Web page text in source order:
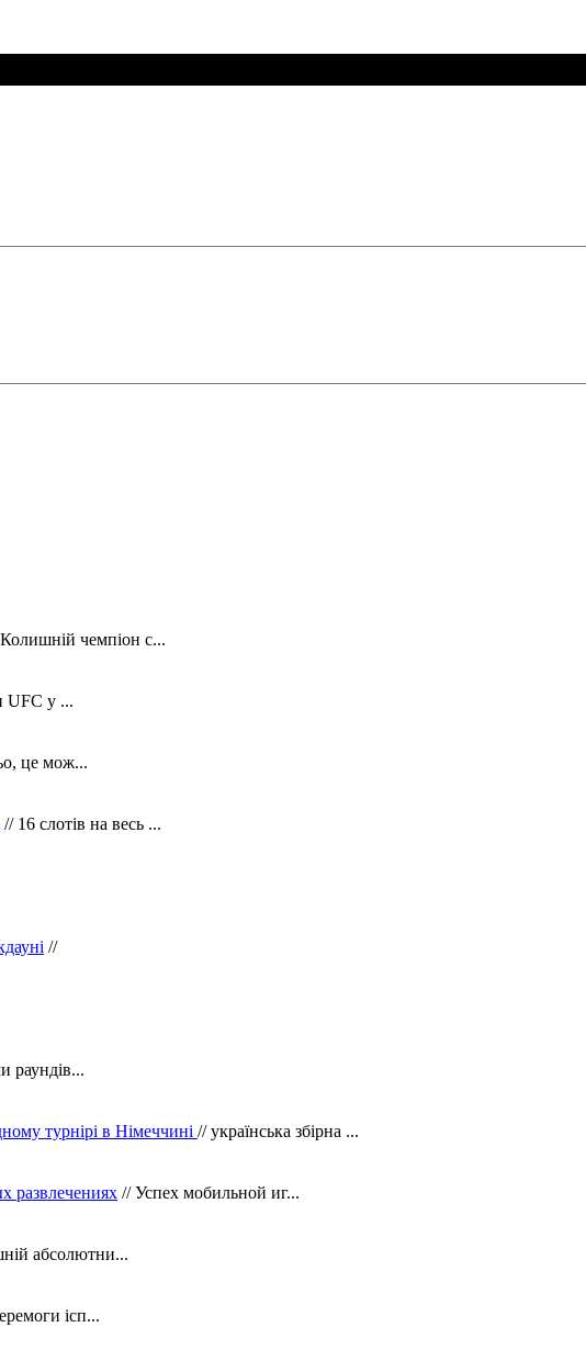
чемпіон с...
UFC у ...
це мож...
// 16 слотів на весь ...
//
раундів...
турнірі в Німеччині // українська збірна ...
развлечениях // Успех мобильной иг...
абсолютни...
ісп...